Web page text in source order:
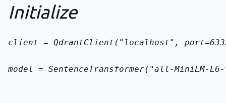
Initialize
client = QdrantClient("localhost",
model = SentenceTransformer("all-MiniLM-